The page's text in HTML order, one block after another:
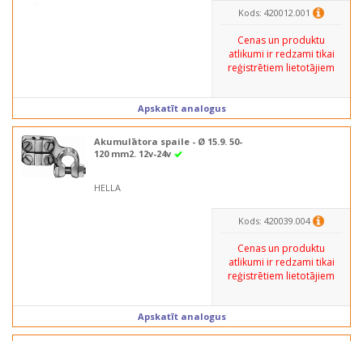
Kods: 420012.001
Cenas un produktu
atlikumi ir redzami tikai
reģistrētiem lietotājiem
Apskatīt analogus
Akumulātora spaile - Ø 15.9. 50-
120 mm2. 12v-24v
HELLA
Kods: 420039.004
Cenas un produktu
atlikumi ir redzami tikai
reģistrētiem lietotājiem
Apskatīt analogus